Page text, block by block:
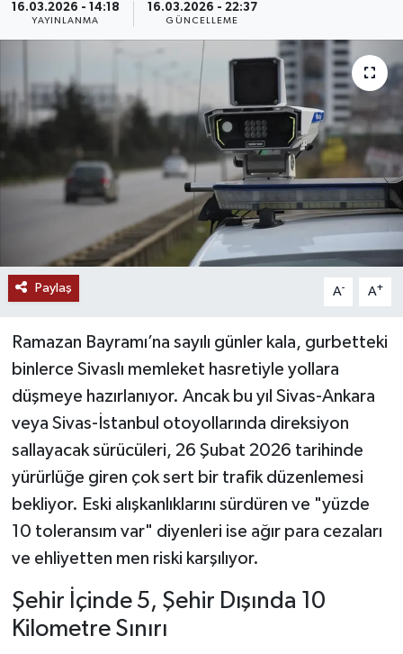
16.03.2026 - 14:18
YAYINLANMA
16.03.2026 - 22:37
GÜNCELLEME
Paylaş A- A+
Ramazan Bayramı’na sayılı günler kala, gurbetteki
binlerce Sivaslı memleket hasretiyle yollara
düşmeye hazırlanıyor. Ancak bu yıl Sivas-Ankara
veya Sivas-İstanbul otoyollarında direksiyon
sallayacak sürücüleri, 26 Şubat 2026 tarihinde
yürürlüğe giren çok sert bir trafik düzenlemesi
bekliyor. Eski alışkanlıklarını sürdüren ve "yüzde
10 toleransım var" diyenleri ise ağır para cezaları
ve ehliyetten men riski karşılıyor.
Şehir İçinde 5, Şehir Dışında 10
Kilometre Sınırı
SOSYAL YARDIMLAR
SPONSORLU YAZI
TEKNOLOJİ